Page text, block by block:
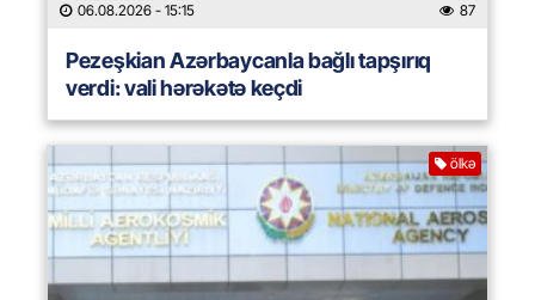
06.08.2026 - 15:15 87
Pezeşkian Azərbaycanla bağlı tapşırıq
verdi: vali hərəkətə keçdi
ölkə